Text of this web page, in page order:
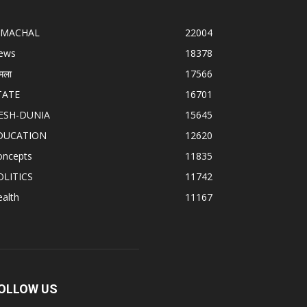
22004
18378
17566
16701
DUNIA
15645
12620
11835
11742
11167
US